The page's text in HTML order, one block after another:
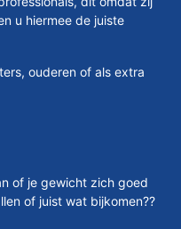
u hiermee de juiste
ouderen of als extra
of je gewicht zich goed
of juist wat bijkomen??